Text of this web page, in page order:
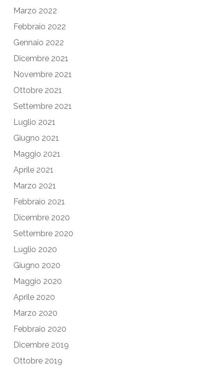
Marzo 2022
Febbraio 2022
Gennaio 2022
Dicembre 2021
Novembre 2021
Ottobre 2021
Settembre 2021
Luglio 2021
Giugno 2021
Maggio 2021
Aprile 2021
Marzo 2021
Febbraio 2021
Dicembre 2020
Settembre 2020
Luglio 2020
Giugno 2020
Maggio 2020
Aprile 2020
Marzo 2020
Febbraio 2020
Dicembre 2019
Ottobre 2019